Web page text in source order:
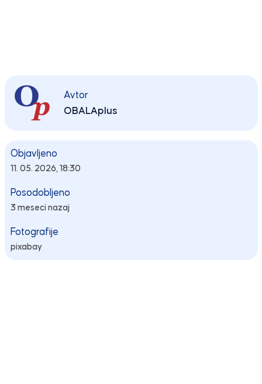
Avtor
OBALAplus
Objavljeno
11. 05. 2026, 18:30
Posodobljeno
3 meseci nazaj
Fotografije
pixabay